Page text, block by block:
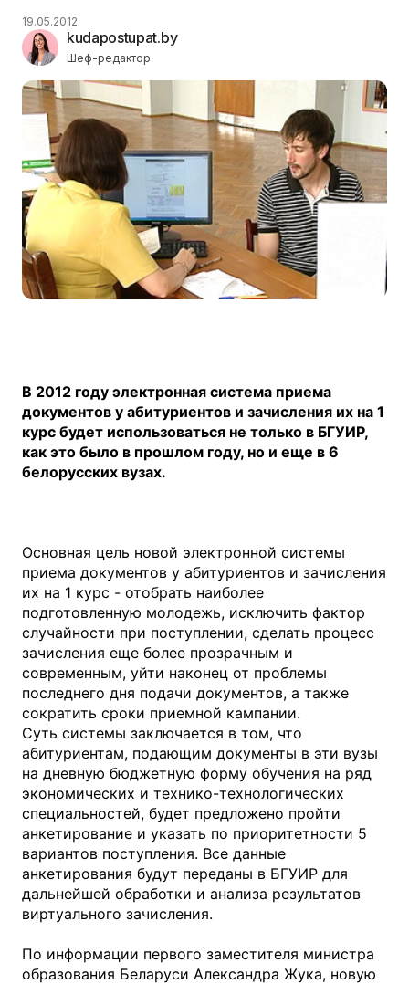
kudapostupat.by
Шеф-редактор
19.05.2012
В 2012 году электронная система приема
документов у абитуриентов и зачисления их на 1
курс будет использоваться не только в БГУИР,
как это было в прошлом году, но и еще в 6
белорусских вузах.
Основная цель новой электронной системы
приема документов у абитуриентов и зачисления
их на 1 курс - отобрать наиболее
подготовленную молодежь, исключить фактор
случайности при поступлении, сделать процесс
зачисления еще более прозрачным и
современным, уйти наконец от проблемы
последнего дня подачи документов, а также
сократить сроки приемной кампании.
Суть системы заключается в том, что
абитуриентам, подающим документы в эти вузы
на дневную бюджетную форму обучения на ряд
экономических и технико-технологических
специальностей, будет предложено пройти
анкетирование и указать по приоритетности 5
вариантов поступления. Все данные
анкетирования будут переданы в БГУИР для
дальнейшей обработки и анализа результатов
виртуального зачисления.
По информации первого заместителя министра
образования Беларуси Александра Жука, новую